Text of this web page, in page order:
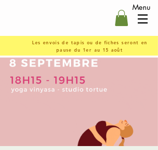
Menu
Les envois de tapis ou de fiches seront en
pause du 1er au 15 août